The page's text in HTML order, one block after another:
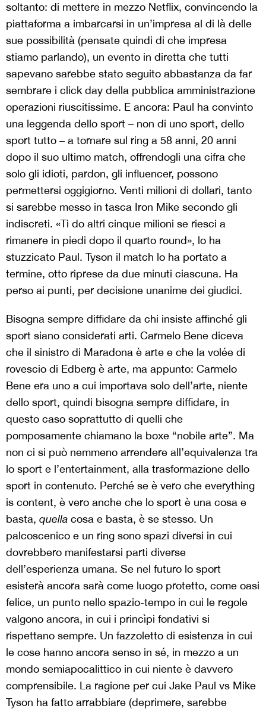
soltanto: di mettere in mezzo Netflix, convincendo la
piattaforma a imbarcarsi in un’impresa al di là delle
sue possibilità (pensate quindi di che impresa
stiamo parlando), un evento in diretta che tutti
sapevano sarebbe stato seguito abbastanza da far
sembrare i click day della pubblica amministrazione
operazioni riuscitissime. E ancora: Paul ha convinto
una leggenda dello sport – non di uno sport, dello
sport tutto – a tornare sul ring a 58 anni, 20 anni
dopo il suo ultimo match, offrendogli una cifra che
solo gli idioti, pardon, gli influencer, possono
permettersi oggigiorno. Venti milioni di dollari, tanto
si sarebbe messo in tasca Iron Mike secondo gli
indiscreti. «Ti do altri cinque milioni se riesci a
rimanere in piedi dopo il quarto round», lo ha
stuzzicato Paul. Tyson il match lo ha portato a
termine, otto riprese da due minuti ciascuna. Ha
perso ai punti, per decisione unanime dei giudici.
Bisogna sempre diffidare da chi insiste affinché gli
sport siano considerati arti. Carmelo Bene diceva
che il sinistro di Maradona è arte e che la volée di
rovescio di Edberg è arte, ma appunto: Carmelo
Bene era uno a cui importava solo dell’arte, niente
dello sport, quindi bisogna sempre diffidare, in
questo caso soprattutto di quelli che
pomposamente chiamano la boxe “nobile arte”. Ma
non ci si può nemmeno arrendere all’equivalenza tra
lo sport e l’entertainment, alla trasformazione dello
sport in contenuto. Perché se è vero che everything
is content, è vero anche che lo sport è una cosa e
basta, quella cosa e basta, è se stesso. Un
palcoscenico e un ring sono spazi diversi in cui
dovrebbero manifestarsi parti diverse
dell’esperienza umana. Se nel futuro lo sport
esisterà ancora sarà come luogo protetto, come oasi
felice, un punto nello spazio-tempo in cui le regole
valgono ancora, in cui i princìpi fondativi si
rispettano sempre. Un fazzoletto di esistenza in cui
le cose hanno ancora senso in sé, in mezzo a un
mondo semiapocalittico in cui niente è davvero
comprensibile. La ragione per cui Jake Paul vs Mike
Tyson ha fatto arrabbiare (deprimere, sarebbe